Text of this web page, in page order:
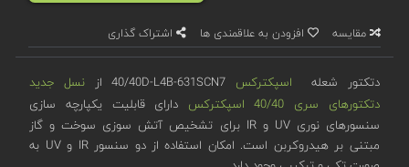
مقایسه افزودن به علاقمندی ها اشتراک گذاری
دتکتور شعله اسپکترکس
نسل جدید
دتکتورهای سری 40/40 اسپکترکس
دارای قابلیت یکپارچه سازی
سنسورهای نوری UV و IR برای تشخیص آتش سوزی سوخت و گاز
مبتنی بر هیدروکربن است. امکان استفاده از دو سنسور IR و UV به